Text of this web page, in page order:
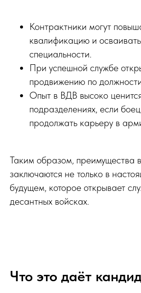
Контрактники могут
квалификацию и
специальности.
При успешной службе
продвижению по
Опыт в ВДВ высоко
подразделениях, если
продолжать карьеру в
Таким образом, преимущества
заключаются не только в
будущем, которое открывает
десантных войсках.
Что это даёт